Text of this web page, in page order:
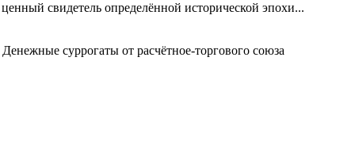
свидетель определённой исторической эпохи...
суррогаты от расчётное-торгового союза